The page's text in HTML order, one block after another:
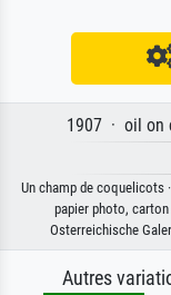
1907 · oil on
Un champ de coquelicots
papier photo,
Osterreichische
Autres